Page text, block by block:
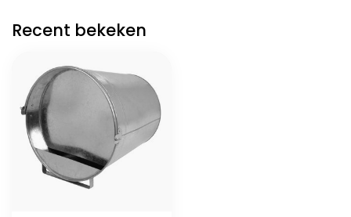
Recent bekeken